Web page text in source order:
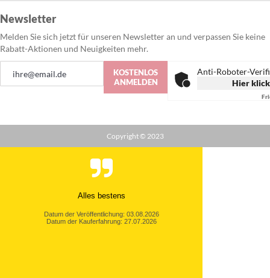
Newsletter
Melden Sie sich jetzt für unseren Newsletter an und verpassen Sie keine
Rabatt-Aktionen und Neuigkeiten mehr.
zum
KOSTENLOS
ANMELDEN
Anti-Roboter-
Hier
Copyright © 2023
Alles bestens
Datum der Veröffentlichung: 03.08.2026
Datum der Kauferfahrung: 27.07.2026